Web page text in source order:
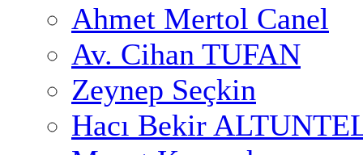
Ahmet Mertol Canel
Av. Cihan TUFAN
Zeynep Seçkin
Hacı Bekir